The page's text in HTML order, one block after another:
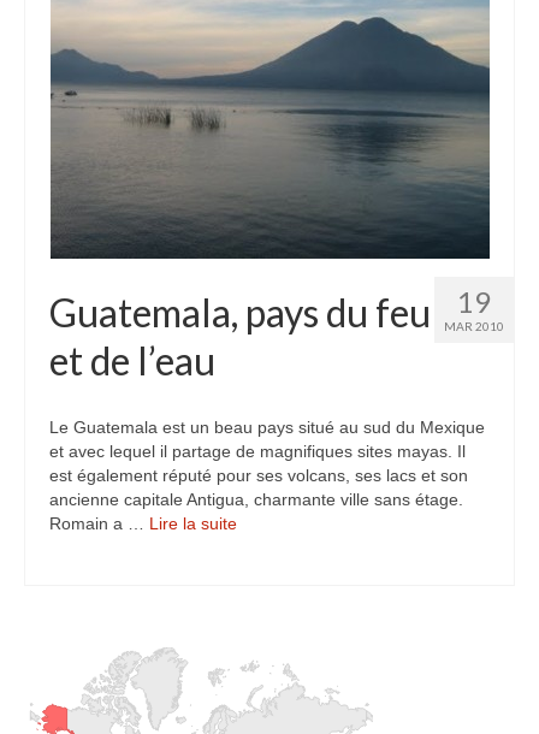
19
MAR 2010
Guatemala, pays du feu
et de l’eau
Le Guatemala est un beau pays situé au sud du Mexique
et avec lequel il partage de magnifiques sites mayas. Il
est également réputé pour ses volcans, ses lacs et son
ancienne capitale Antigua, charmante ville sans étage.
Romain a … Lire la suite­­